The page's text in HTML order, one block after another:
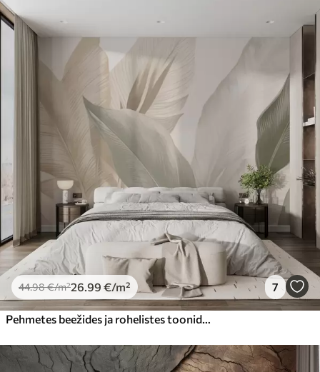
44.98€/m²26 .99 €/m² 7